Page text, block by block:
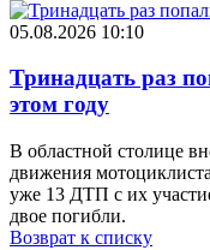
05.08.2026 10:10
Тринадцать раз
этом году
В областной столице
движения
уже 13 ДТП с их
двое погибли.
Возврат к списку